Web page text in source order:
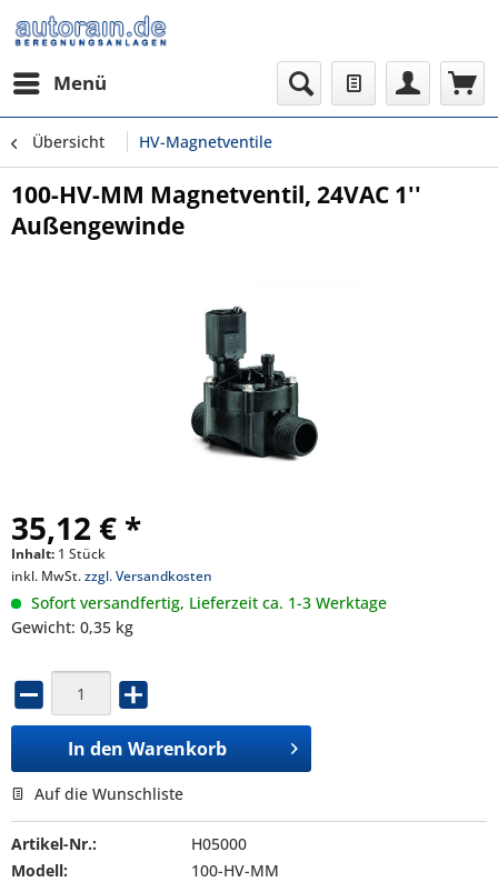
Menü
Übersicht HV-Magnetventile
100-HV-MM Magnetventil, 24VAC 1''
Außengewinde
35,12 € *
Inhalt: 1 Stück
inkl. MwSt.zzgl. Versandkosten
Sofort versandfertig, Lieferzeit ca. 1-3 Werktage
Gewicht: 0,35 kg
In den Warenkorb
Auf die Wunschliste
Artikel-Nr.:
H05000
Modell:
100-HV-MM